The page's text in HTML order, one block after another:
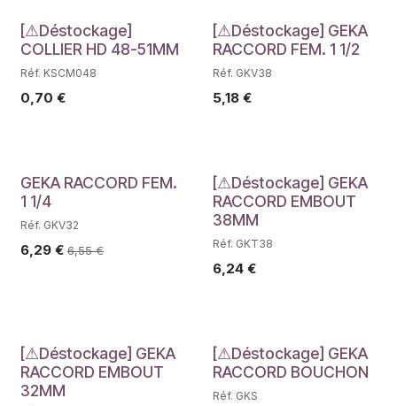
Déstockage
[⚠Déstockage]
COLLIER HD 48-51MM
Réf. KSCM048
0,70 €
Déstockage
[⚠Déstockage] GEKA
RACCORD FEM. 1 1/2
Réf. GKV38
5,18€
Déstockage
GEKA RACCORD FEM.
1 1/4
Réf. GKV32
6,29 € 6,55€
Déstockage
[⚠Déstockage] GEKA
RACCORD EMBOUT
38MM
Réf. GKT38
6,24€
Déstockage
[⚠Déstockage] GEKA
RACCORD EMBOUT
32MM
Déstockage
[⚠Déstockage] GEKA
RACCORD BOUCHON
Réf. GKS